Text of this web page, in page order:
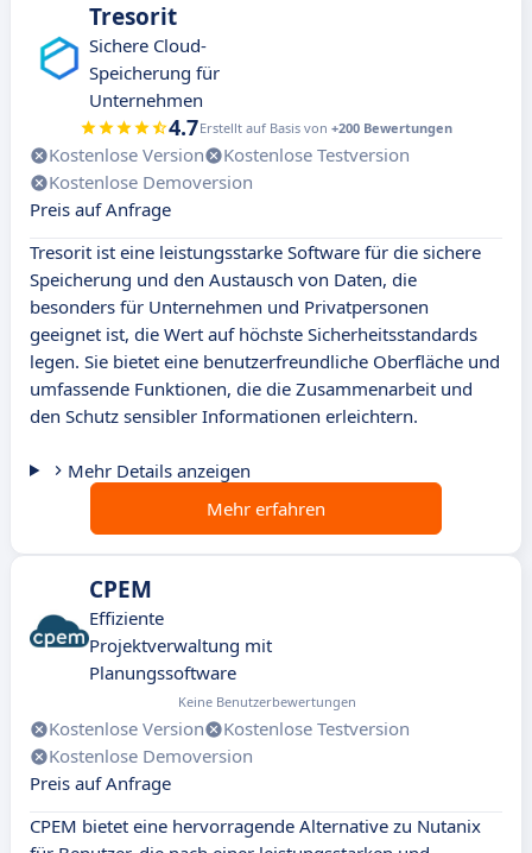
Tresorit
Sichere Cloud-
Speicherung für
Unternehmen
4.7Erstellt auf Basis von +200 Bewertungen
Kostenlose Version
Kostenlose Testversion
Kostenlose Demoversion
Preis auf Anfrage
Tresorit ist eine leistungsstarke Software für die sichere
Speicherung und den Austausch von Daten, die
besonders für Unternehmen und Privatpersonen
geeignet ist, die Wert auf höchste Sicherheitsstandards
legen. Sie bietet eine benutzerfreundliche Oberfläche und
umfassende Funktionen, die die Zusammenarbeit und
den Schutz sensibler Informationen erleichtern.
Mehr Details anzeigen
Mehr erfahren
CPEM
Effiziente
Projektverwaltung mit
Planungssoftware
Keine Benutzerbewertungen
Kostenlose Version
Kostenlose Testversion
Kostenlose Demoversion
Preis auf Anfrage
CPEM bietet eine hervorragende Alternative zu Nutanix